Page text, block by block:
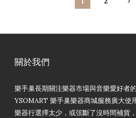
關於我們
樂手巢長期關注樂器市場與音樂愛好者
YSOMART 樂手巢樂器商城服務廣大使
樂器行選擇太少，或弦斷了沒時間補貨